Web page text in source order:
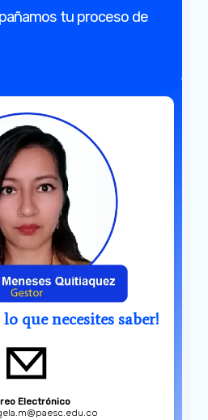
tu proceso de
que necesites saber!
Electrónico